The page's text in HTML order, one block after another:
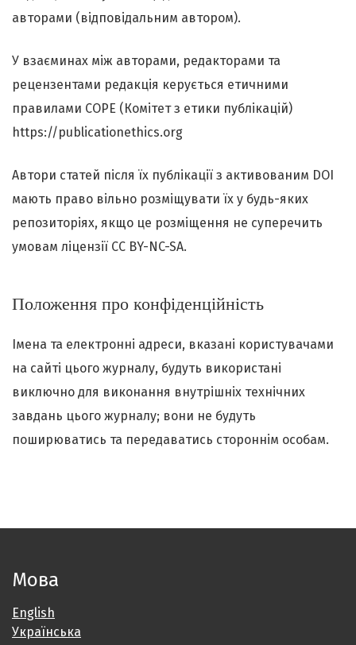
авторами (відповідальним автором).
У взаєминах між авторами, редакторами та
рецензентами редакція керується етичними
правилами COPE (Комітет з етики публікацій)
https://publicationethics.org
Автори статей після їх публікації з активованим DOI
мають право вільно розміщувати їх у будь-яких
репозиторіях, якщо це розміщення не суперечить
умовам ліцензії CC BY-NC-SA.
Положення про конфіденційність
Імена та електронні адреси, вказані користувачами
на сайті цього журналу, будуть використані
виключно для виконання внутрішніх технічних
завдань цього журналу; вони не будуть
поширюватись та передаватись стороннім особам.
Мова
English
Українська